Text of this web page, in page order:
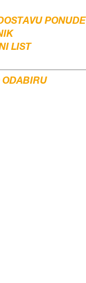
PONUDE
LIST
ODABIRU